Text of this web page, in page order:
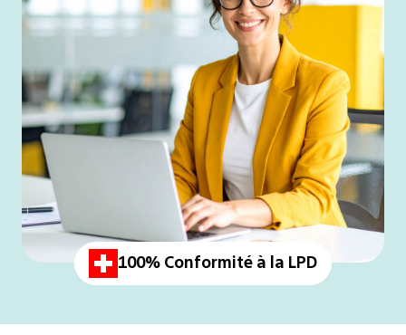
100% Conformité à la LPD